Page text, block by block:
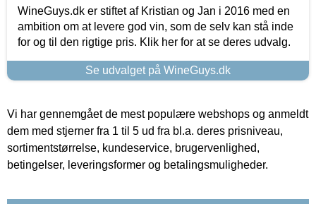
WineGuys.dk er stiftet af Kristian og Jan i 2016 med en
ambition om at levere god vin, som de selv kan stå inde
for og til den rigtige pris. Klik her for at se deres udvalg.
Se udvalget på WineGuys.dk
Vi har gennemgået de mest populære webshops og anmeldt
dem med stjerner fra 1 til 5 ud fra bl.a. deres prisniveau,
sortimentstørrelse, kundeservice, brugervenlighed,
betingelser, leveringsformer og betalingsmuligheder.